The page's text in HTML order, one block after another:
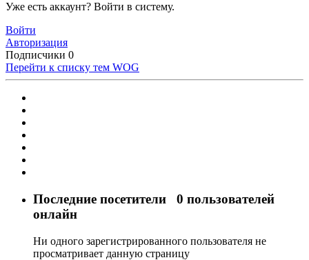
Уже есть аккаунт? Войти в систему.
Войти
Авторизация
Подписчики 0
Перейти к списку тем WOG
Последние посетители 0 пользователей
онлайн
Ни одного зарегистрированного пользователя не
просматривает данную страницу